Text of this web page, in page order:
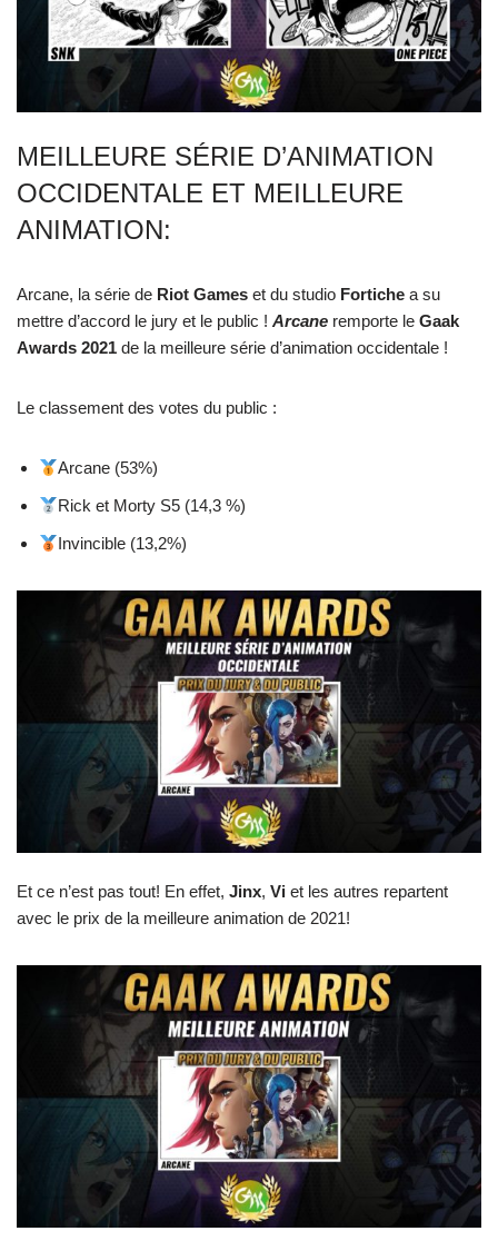
MEILLEURE SÉRIE D’ANIMATION
OCCIDENTALE ET MEILLEURE
ANIMATION:
Arcane, la série de Riot Games et du studio Fortiche a su
mettre d’accord le jury et le public ! Arcane remporte le Gaak
Awards 2021 de la meilleure série d’animation occidentale !
Le classement des votes du public :
Arcane (53%)
Rick et Morty S5 (14,3 %)
Invincible (13,2%)
Et ce n’est pas tout! En effet, Jinx, Vi et les autres repartent
avec le prix de la meilleure animation de 2021!